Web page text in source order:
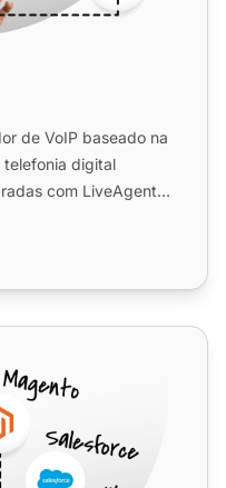
de VoIP baseado na
telefonia digital
com LiveAgent.